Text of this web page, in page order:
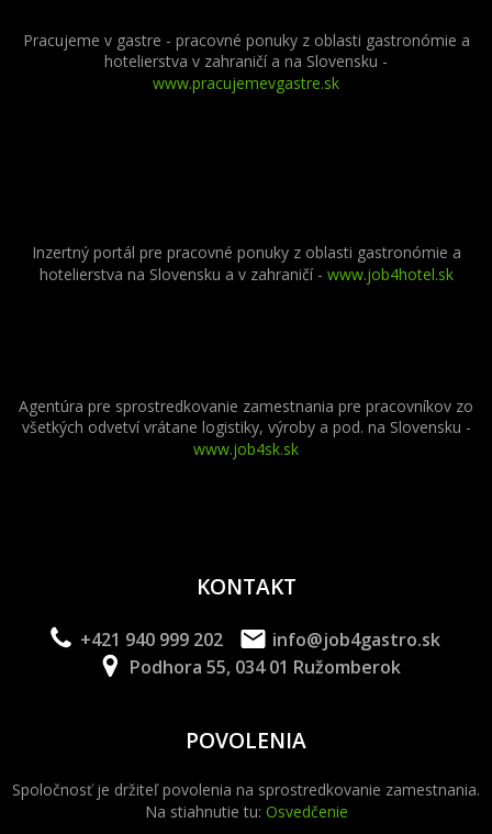
Pracujeme v gastre - pracovné ponuky z oblasti gastronómie a
hotelierstva v zahraničí a na Slovensku -
www.pracujemevgastre.sk
Inzertný portál pre pracovné ponuky z oblasti gastronómie a
hotelierstva na Slovensku a v zahraničí - www.job4hotel.sk
Agentúra pre sprostredkovanie zamestnania pre pracovníkov zo
všetkých odvetví vrátane logistiky, výroby a pod. na Slovensku -
www.job4sk.sk
KONTAKT
+421 940 999 202
info@job4gastro.sk
Podhora 55, 034 01 Ružomberok
POVOLENIA
Spoločnosť je držiteľ povolenia na sprostredkovanie zamestnania.
Na stiahnutie tu: Osvedčenie